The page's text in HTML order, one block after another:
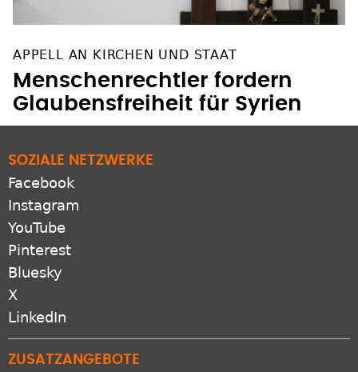
APPELL AN KIRCHEN UND STAAT
Menschenrechtler fordern
Glaubensfreiheit für Syrien
SOZIALE NETZWERKE
Facebook
Instagram
YouTube
Pinterest
Bluesky
X
LinkedIn
ZUSATZANGEBOTE